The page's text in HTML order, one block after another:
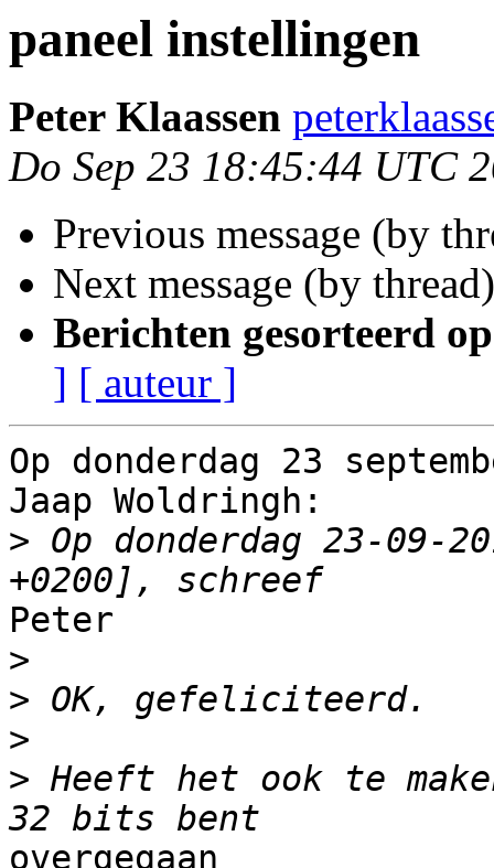
paneel instellingen
Peter Klaassen
Do Sep 23 18:45:44 UTC
Previous message (by
Next message (by
Berichten gesorteerd
] [ auteur ]
Op donderdag 23
Jaap Woldringh:
> Op donderdag 23-09-
Peter
>
>
>
> Heeft het ook te
overgegaan